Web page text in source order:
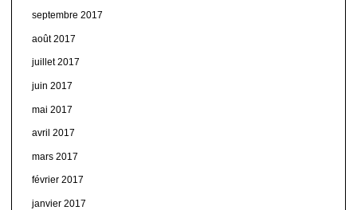
septembre 2017
août 2017
juillet 2017
juin 2017
mai 2017
avril 2017
mars 2017
février 2017
janvier 2017